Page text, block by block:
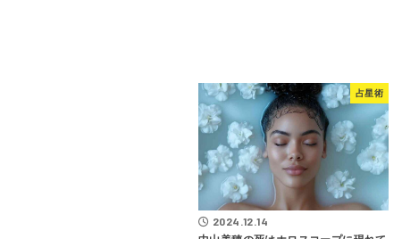
占星術
2024.12.14